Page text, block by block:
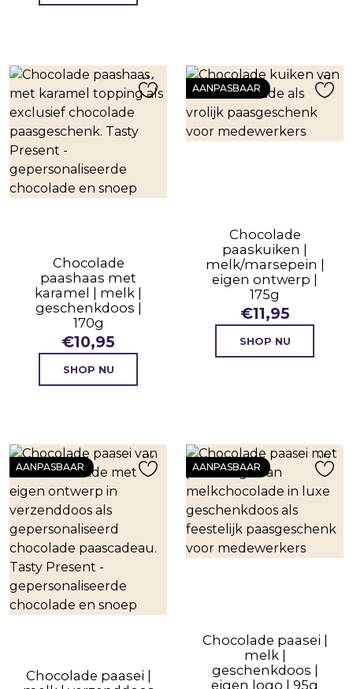
Chocolade
paashaas met
karamel | melk |
geschenkdoos |
170g
€10,95
SHOP NU
AANPASBAAR
Chocolade
paaskuiken |
melk/marsepein |
eigen ontwerp |
175g
€11,95
SHOP NU
AANPASBAAR
Chocolade paasei |
AANPASBAAR
Chocolade paasei |
melk |
geschenkdoos |
eigen logo | 95g